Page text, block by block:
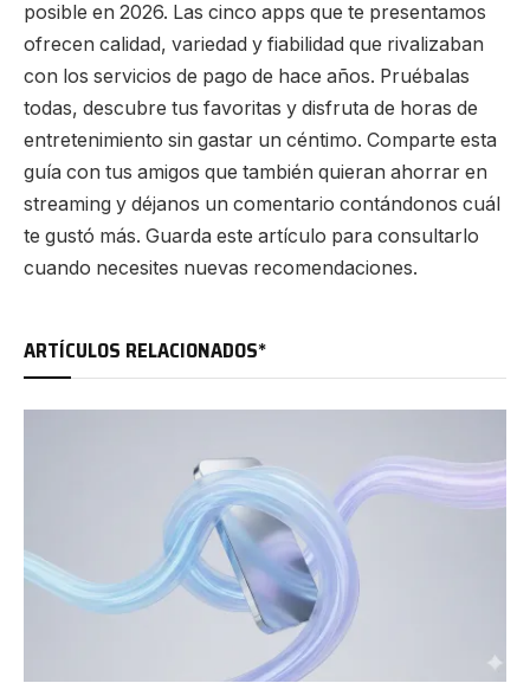
posible en 2026. Las cinco apps que te presentamos
ofrecen calidad, variedad y fiabilidad que rivalizaban
con los servicios de pago de hace años. Pruébalas
todas, descubre tus favoritas y disfruta de horas de
entretenimiento sin gastar un céntimo. Comparte esta
guía con tus amigos que también quieran ahorrar en
streaming y déjanos un comentario contándonos cuál
te gustó más. Guarda este artículo para consultarlo
cuando necesites nuevas recomendaciones.
ARTÍCULOS RELACIONADOS*